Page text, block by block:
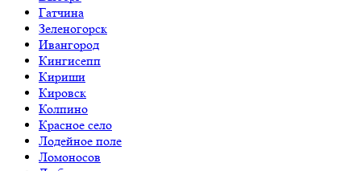
Гатчина
Зеленогорск
Ивангород
Кингисепп
Кириши
Кировск
Колпино
Красное село
Лодейное поле
Ломоносов